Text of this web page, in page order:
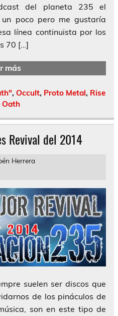
del planeta 235 el
poco pero me gustaría
línea continuista por los
70 […]
más
, Occult, Proto Metal, Rise
Oath
Revival del 2014
Herrera
suelen ser discos que
de los pináculos de
son en este tipo de